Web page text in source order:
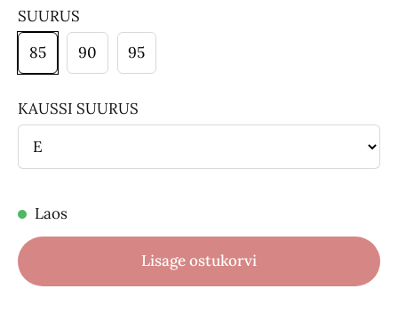
SUURUS
85
90 95
KAUSSI SUURUS
Laos
Lisage ostukorvi